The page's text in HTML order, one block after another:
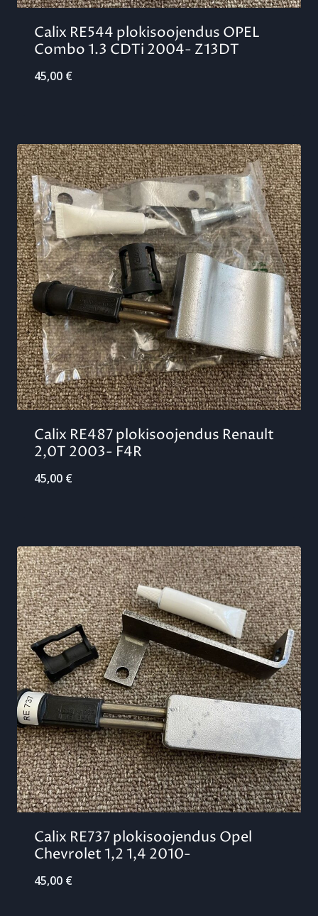
Calix RE544 plokisoojendus OPEL
Combo 1.3 CDTi 2004- Z13DT
45,00 €
Calix RE487 plokisoojendus Renault
2,0T 2003- F4R
45,00 €
Calix RE737 plokisoojendus Opel
Chevrolet 1,2 1,4 2010-
45,00 €